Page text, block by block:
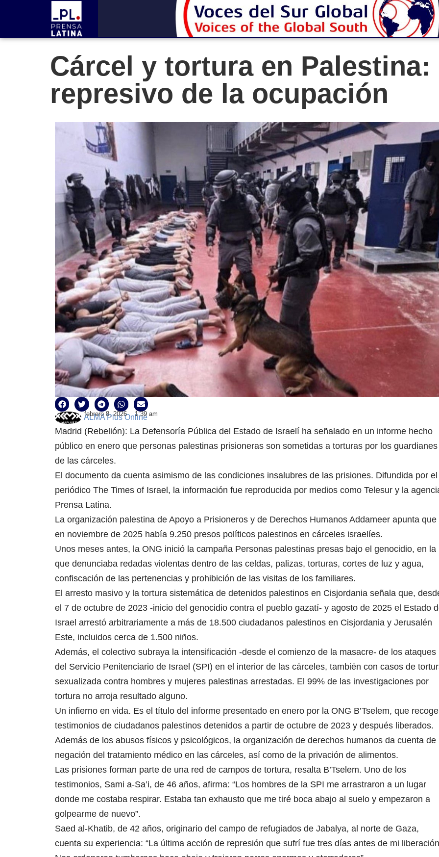
Cárcel y tortura en Palestina:
represivo de la ocupación
ALMA Plus Online
febrero 8, 2026 1:39 am
Madrid (Rebelión): La Defensoría Pública del Estado de Israelí ha señalado en un informe hecho
público en enero que personas palestinas prisioneras son sometidas a torturas por los guardianes
de las cárceles.
El documento da cuenta asimismo de las condiciones insalubres de las prisiones. Difundida por el
periódico The Times of Israel, la información fue reproducida por medios como Telesur y la
Prensa Latina.
La organización palestina de Apoyo a Prisioneros y de Derechos Humanos Addameer apunta que
en noviembre de 2025 había 9.250 presos políticos palestinos en cárceles israelíes.
Unos meses antes, la ONG inició la campaña Personas palestinas presas bajo el genocidio, en la
que denunciaba redadas violentas dentro de las celdas, palizas, torturas, cortes de luz y agua,
confiscación de las pertenencias y prohibición de las visitas de los familiares.
El arresto masivo y la tortura sistemática de detenidos palestinos en Cisjordania señala que,
el 7 de octubre de 2023 -inicio del genocidio contra el pueblo gazatí- y agosto de 2025 el Estado
Israel arrestó arbitrariamente a más de 18.500 ciudadanos palestinos en Cisjordania y Jerusalén
Este, incluidos cerca de 1.500 niños.
Además, el colectivo subraya la intensificación -desde el comienzo de la masacre- de los ataques
del Servicio Penitenciario de Israel (SPI) en el interior de las cárceles, también con casos de
sexualizada contra hombres y mujeres palestinas arrestadas. El 99% de las investigaciones por
tortura no arroja resultado alguno.
Un infierno en vida. Es el título del informe presentado en enero por la ONG B’Tselem, que recoge
testimonios de ciudadanos palestinos detenidos a partir de octubre de 2023 y después liberados.
Además de los abusos físicos y psicológicos, la organización de derechos humanos da cuenta de
negación del tratamiento médico en las cárceles, así como de la privación de alimentos.
Las prisiones forman parte de una red de campos de tortura, resalta B’Tselem. Uno de los
testimonios, Sami a-Sa’i, de 46 años, afirma: “Los hombres de la SPI me arrastraron a un lugar
donde me costaba respirar. Estaba tan exhausto que me tiré boca abajo al suelo y empezaron a
golpearme de nuevo”.
Saed al-Khatib, de 42 años, originario del campo de refugiados de Jabalya, al norte de Gaza,
cuenta su experiencia: “La última acción de represión que sufrí fue tres días antes de mi